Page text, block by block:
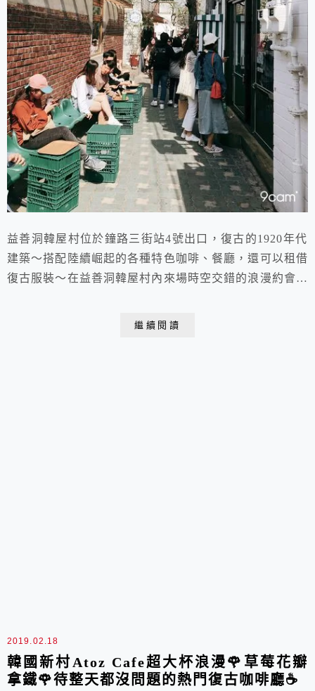
益善洞韓屋村位於鐘路三街站4號出口，復古的1920年代
建築～搭配陸續崛起的各種特色咖啡、餐廳，還可以租借
復古服裝～在益善洞韓屋村內來場時空交錯的浪漫約會～
繼續閱讀
2019.02.18
韓國新村Atoz Cafe超大杯浪漫🌹草莓花瓣
拿鐵🌹待整天都沒問題的熱門復古咖啡廳☕️